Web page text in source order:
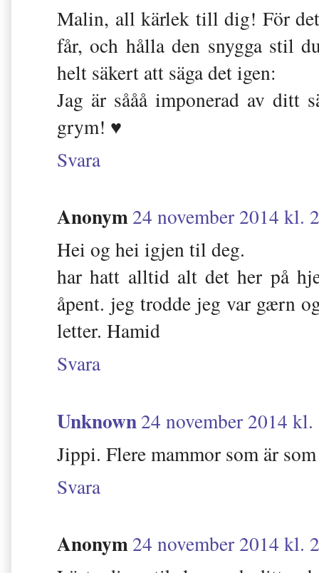
Malin, all kärlek till dig! För
får, och hålla den snygga stil
helt säkert att säga det igen:
Jag är sååå imponerad av ditt
grym! ♥
Svara
Anonym24 november 2014 kl.
Hei og hei igjen til deg.
har hatt alltid alt det her på
åpent. jeg trodde jeg var gærn
letter. Hamid
Svara
Unknown24 november 2014
Jippi. Flere mammor som är
Svara
Anonym24 november 2014 kl.